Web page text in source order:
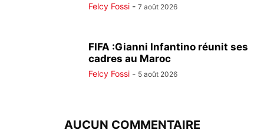
Felcy Fossi - 7 août 2026
FIFA :Gianni Infantino réunit ses
cadres au Maroc
Felcy Fossi - 5 août 2026
AUCUN COMMENTAIRE